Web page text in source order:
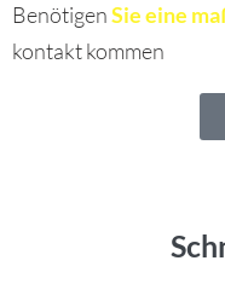
BenötigenSie eine
kontakt kommen